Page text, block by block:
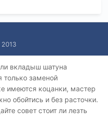
вкладыш шатуна
только заменой
имеются коцанки, мастер
обойтись и без расточки.
совет стоит ли лезть